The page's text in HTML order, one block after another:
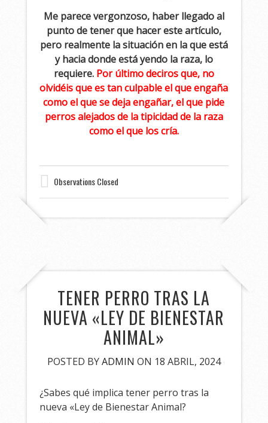
Me parece vergonzoso, haber llegado al
punto de tener que hacer este artículo,
pero realmente la situación en la que está
y hacia donde está yendo la raza, lo
requiere. Por último deciros que, no
olvidéis que es tan culpable el que engaña
como el que se deja engañar, el que pide
perros alejados de la tipicidad de la raza
como el que los cría.
Observations Closed
TENER PERRO TRAS LA
NUEVA «LEY DE BIENESTAR
ANIMAL»
POSTED BYADMIN ON 18 ABRIL, 2024
¿Sabes qué implica tener perro tras la
nueva «Ley de Bienestar Animal?